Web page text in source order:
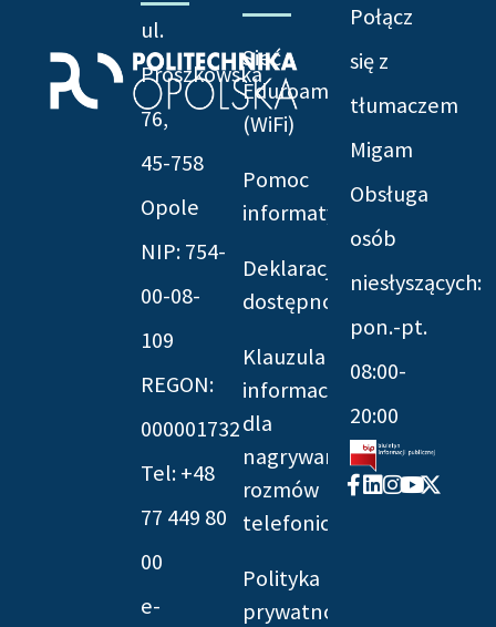
ul.
Prószkowska
76,
45-758
Opole
NIP: 754-
00-08-
109
REGON:
000001732
Tel: +48
77 449 80
00
e-
Sieć
Eduroam
(WiFi)
Pomoc
informatyczna
Deklaracja
dostępności
Klauzula
informacyjna
dla
nagrywania
rozmów
telefonicznych
Polityka
prywatności
Połącz
się z
tłumaczem
Migam
Obsługa
osób
niesłyszących:
pon.-pt.
08:00-
20:00
Facebook-
f
Linkedin
Instagram
Youtube
X-